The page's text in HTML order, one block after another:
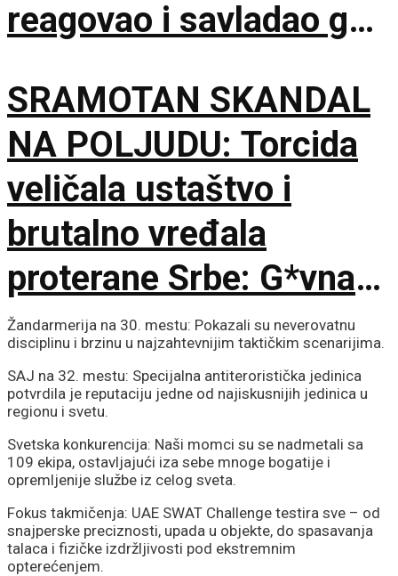
reagovao i savladao ga
SRAMOTAN SKANDAL
NA POLJUDU: Torcida
veličala ustaštvo i
brutalno vređala
proterane Srbe: G*vna
su isplivala na
traktorima u Šidu
Žandarmerija na 30. mestu: Pokazali su neverovatnu
disciplinu i brzinu u najzahtevnijim taktičkim scenarijima.
SAJ na 32. mestu: Specijalna antiteroristička jedinica
potvrdila je reputaciju jedne od najiskusnijih jedinica u
regionu i svetu.
Svetska konkurencija: Naši momci su se nadmetali sa
109 ekipa, ostavljajući iza sebe mnoge bogatije i
opremljenije službe iz celog sveta.
Fokus takmičenja: UAE SWAT Challenge testira sve – od
snajperske preciznosti, upada u objekte, do spasavanja
talaca i fizičke izdržljivosti pod ekstremnim
opterećenjem.